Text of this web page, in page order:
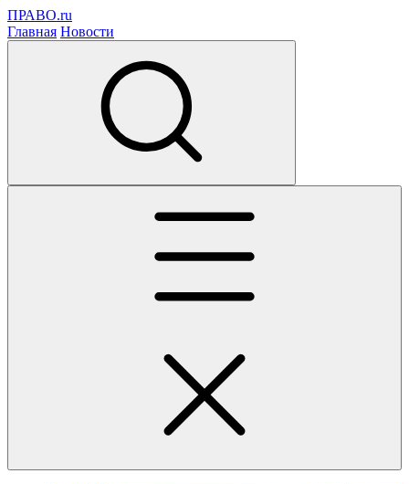
ПРАВО.ru
Главная Новости